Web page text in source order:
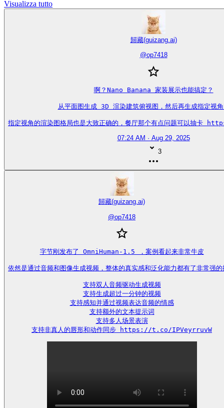
Visualizza tutto
歸藏(guizang.ai)
@op7418
啊？Nano Banana 家装展示也能搞定？
从平面图生成 3D 渲染建筑俯视图，然后再生成指定视
指定视角的渲染图格局也是大致正确的，餐厅那个有点问题可以抽
07:24 AM · Aug 29, 2025
3
歸藏(guizang.ai)
@op7418
字节刚发布了 OmniHuman-1.5 ，案例看起来非常牛皮
依然是通过音频和图像生成视频，整体的真实感和泛化能力都有了非常强的
支持双人音频驱动生成视频
支持生成超过一分钟的视频
支持感知并通过视频表达音频的情感
支持额外的文本提示词
支持多人场景表演
支持非真人的唇形和动作同步 https://t.co/IPVeyrruvW